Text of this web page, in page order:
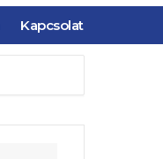
Kapcsolat